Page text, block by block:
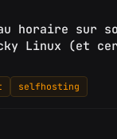
horaire sur
Linux (et
selfhosting